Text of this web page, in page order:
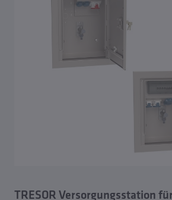
TRESOR Versorgungsstation